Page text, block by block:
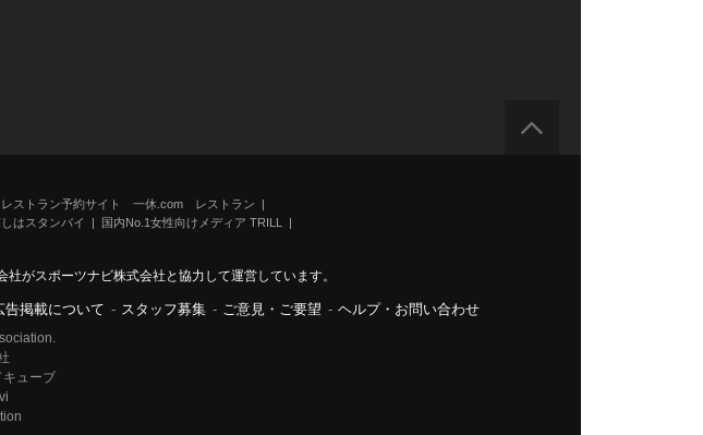
レストラン予約サイト 一休.com レストラン
はスタンバイ
国内No.1女性向けメディア TRILL
がスポーツナビ株式会社と協力して運営しています。
告掲載について - スタッフ募集 - ご意見・ご要望 - ヘルプ・お問い合わせ
ューブ